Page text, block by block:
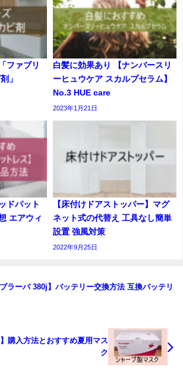
ファブリ
」
白髪に効果あり 【ナンバースリ
ーヒュウケア スカルプセラム】
No.3 HUE care
2023年1月21日
ドパット
エアウィ
【床付けドアストッパー】マグ
ネット式の代替え 工具なし簡単
設置 強風対策
2022年9月25日
ブラーバ 380j】バッテリー交換方法 互換バッテリ
購入方法とおすすめ夏用マス
ク